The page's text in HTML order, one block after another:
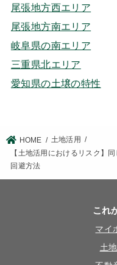
尾張地方西エリア
尾張地方南エリア
岐阜県の南エリア
三重県北エリア
愛知県の土壌の特性
HOME
土地活用
【土地活用におけるリスク】
回避方法
これ
マイ
土